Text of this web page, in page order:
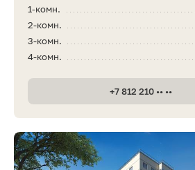
1-комн.
2-комн.
3-комн.
4-комн.
+7 812 210 •• ••